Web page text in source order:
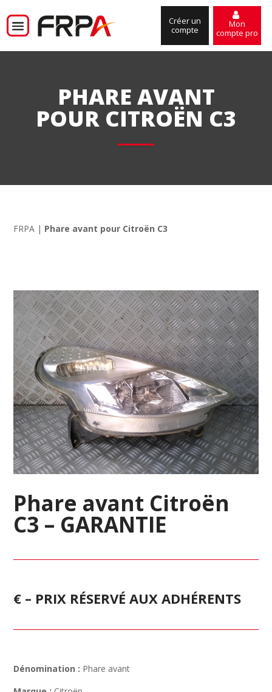
Créer un
compte
Mon
compte pro
PHARE AVANT
POUR CITROËN C3
FRPA | Phare avant pour Citroën C3
Phare avant Citroën
C3 – GARANTIE
€ – PRIX RÉSERVÉ AUX ADHÉRENTS
Dénomination : Phare avant